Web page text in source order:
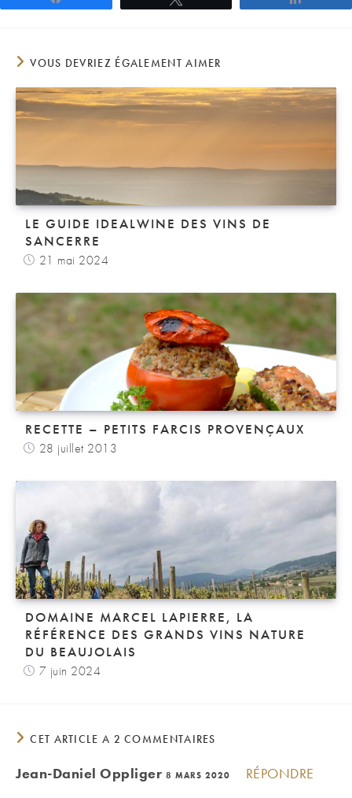
VOUS DEVRIEZ ÉGALEMENT AIMER
LE GUIDE IDEALWINE DES VINS DE
SANCERRE
21 mai 2024
RECETTE – PETITS FARCIS PROVENÇAUX
28 juillet 2013
DOMAINE MARCEL LAPIERRE, LA
RÉFÉRENCE DES GRANDS VINS NATURE
DU BEAUJOLAIS
7 juin 2024
CET ARTICLE A 2 COMMENTAIRES
Jean-Daniel Oppliger 8 MARS 2020
RÉPONDRE